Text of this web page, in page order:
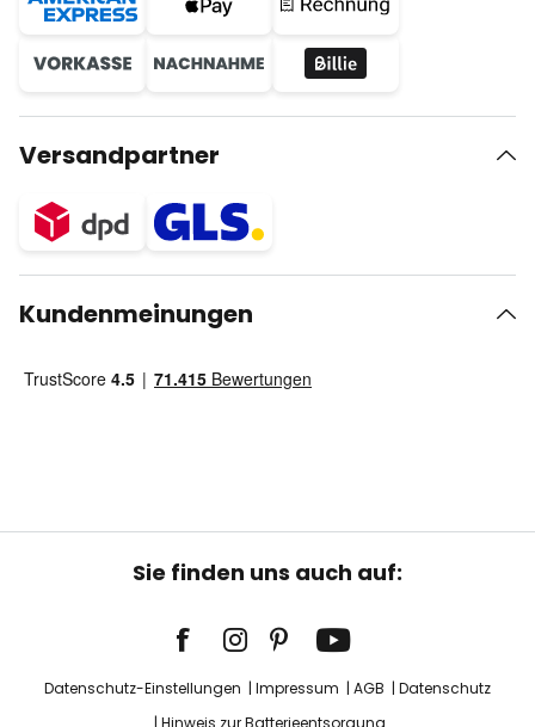
Versandpartner
Kundenmeinungen
Sie finden uns auch auf:
Datenschutz-Einstellungen Impressum AGB
Datenschutz
Hinweis zur Batterieentsorgung